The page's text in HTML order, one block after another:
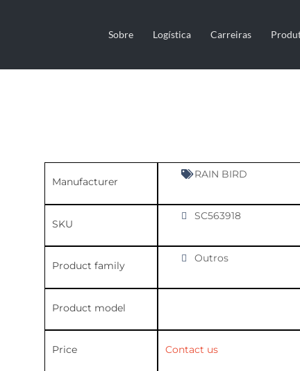
Sobre Logística Carreiras
Manufacturer
RAIN BIRD
SKU
SC563918
Product family
Outros
Product model
Price Contact us